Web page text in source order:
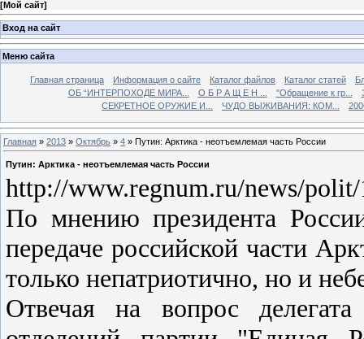
[Мой сайт]
Вход на сайт
Меню сайта
Главная страница Информация о сайте Каталог файлов Каталог статей
ОБ “ИНТЕРПОХОДЕ МИРА...
О Б Р А Щ Е Н ... "Обращение к гр...
СЕКРЕТНОЕ ОРУЖИЕ И...
ЧУДО ВЫЖИВАНИЯ: КОМ...
Главная » 2013 » Октябрь » 4 » Путин: Арктика - неотъемлемая часть России
Путин: Арктика - неотъемлемая часть России
http://www.regnum.ru/news/
По мнению президента
передаче российской части
только непатриотично, но и
Отвечая на вопрос